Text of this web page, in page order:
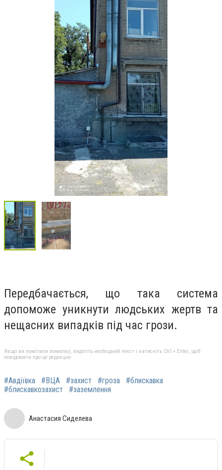
Передбачається, що така система
допоможе уникнути людських жертв та
нещасних випадків під час грози.
Якщо ви помітили помилку, виділіть необхідний текст і натисніть Ctrl + Enter, щоб
повідомити про це редакцію
#Авдіївка #ВЦА #захист #гроза
#блискавка
#блискавкозахист
#заземлення
Анастасия Сиделева